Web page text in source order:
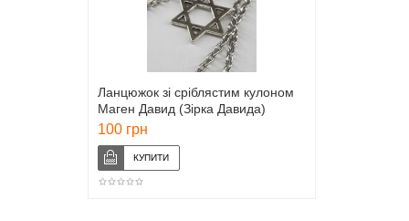
Ланцюжок зі сріблястим кулоном
Маген Давид (Зірка Давида)
100 грн